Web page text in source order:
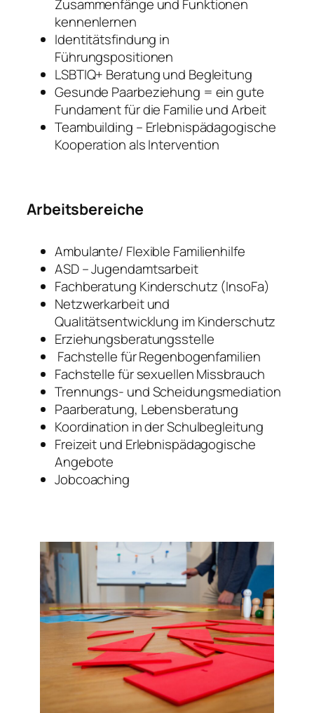
Zusammenfänge und Funktionen
kennenlernen
Identitätsfindung in
Führungspositionen
LSBTIQ+ Beratung und Begleitung
Gesunde Paarbeziehung = ein gute
Fundament für die Familie und Arbeit
Teambuilding – Erlebnispädagogische
Kooperation als Intervention
Arbeitsbereiche
Ambulante/ Flexible Familienhilfe
ASD – Jugendamtsarbeit
Fachberatung Kinderschutz (InsoFa)
Netzwerkarbeit und
Qualitätsentwicklung im Kinderschutz
Erziehungsberatungsstelle
Fachstelle für Regenbogenfamilien
Fachstelle für sexuellen Missbrauch
Trennungs- und Scheidungsmediation
Paarberatung, Lebensberatung
Koordination in der Schulbegleitung
Freizeit und Erlebnispädagogische
Angebote
Jobcoaching